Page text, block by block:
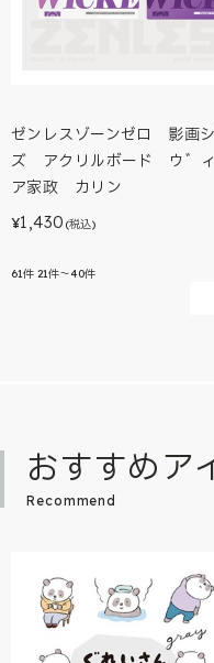
ゼンレスゾーンゼロ 影画
ズ アクリルボード ウ゛ィ
ア家政 カリン
¥1,430 (税込)
61件 21件～40件
おすすめア
Recommend